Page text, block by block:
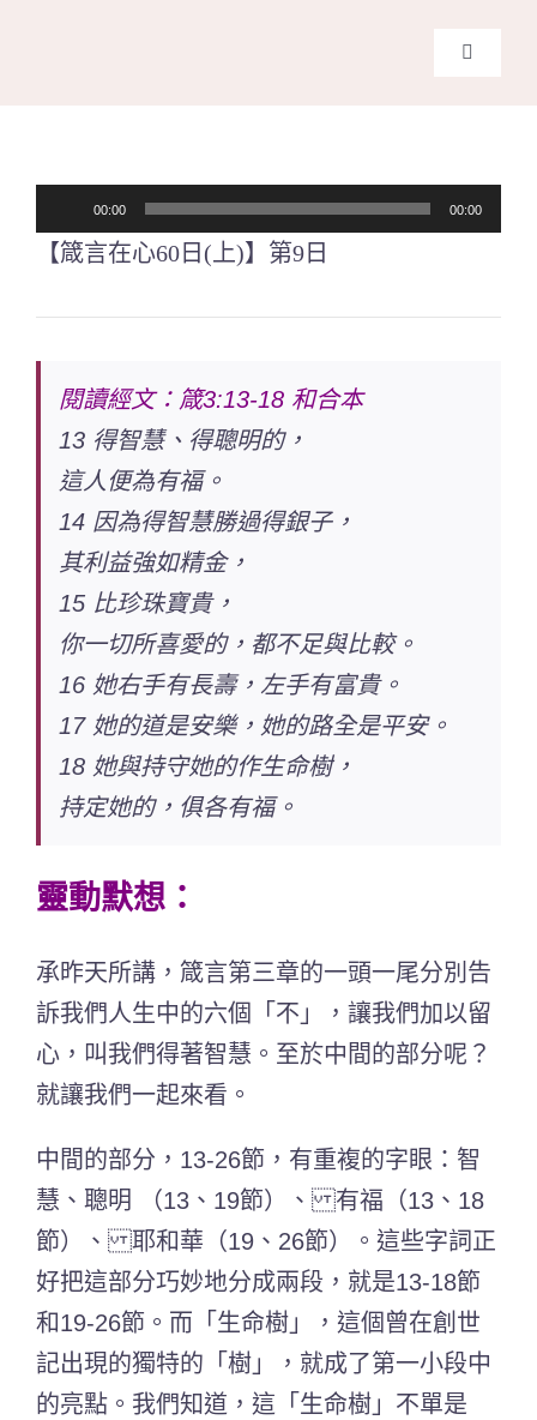
訊
放
器
00:00 00:00
【箴言在心60日(上)】第9日
閱讀經文：箴3:13-18 和合本
13 得智慧、得聰明的，
這人便為有福。
14 因為得智慧勝過得銀子，
其利益強如精金，
15 比珍珠寶貴，
你一切所喜愛的，都不足與比較。
16 她右手有長壽，左手有富貴。
17 她的道是安樂，她的路全是平安。
18 她與持守她的作生命樹，
持定她的，俱各有福。
靈動默想：
承昨天所講，箴言第三章的一頭一尾分別告
訴我們人生中的六個「不」，讓我們加以留
心，叫我們得著智慧。至於中間的部分呢？
就讓我們一起來看。
中間的部分，13-26節，有重複的字眼：智
慧、聰明 （13、19節）、 有福（13、18
節）、 耶和華（19、26節）。這些字詞正
好把這部分巧妙地分成兩段，就是13-18節
和19-26節。而「生命樹」，這個曾在創世
記出現的獨特的「樹」，就成了第一小段中
的亮點。我們知道，這「生命樹」不單是